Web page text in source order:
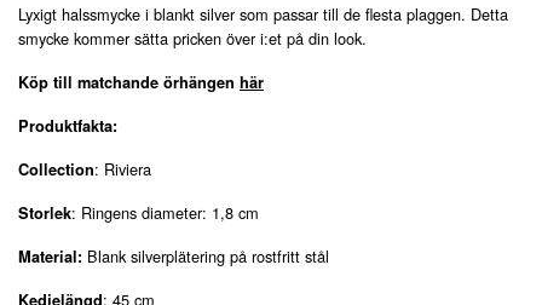
Lyxigt halssmycke i blankt silver som passar till de flesta plaggen. Detta
smycke kommer sätta pricken över i:et på din look.
Köp till matchande örhängen här
Produktfakta:
Collection: Riviera
Storlek: Ringens diameter: 1,8 cm
Material: Blank silverplätering på rostfritt stål
Kedjelängd: 45 cm